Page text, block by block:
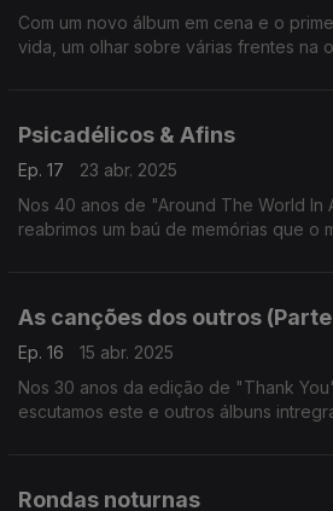
Com um novo álbum em cena e o
vida, um olhar sobre várias frentes na
Psicadélicos & Afins
Ep. 17
23 abr. 2025
Nos 40 anos de "Around The World In
reabrimos um baú de memórias que o
As canções dos outros
Ep. 16
15 abr. 2025
Nos 30 anos da edição de "Thank
escutamos este e outros álbuns
Rondas noturnas